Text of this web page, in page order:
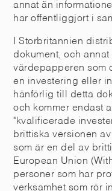
annat än
har offentliggjort i
I Storbritannien
dokument, och
värdepapperen som
en investering eller
hänförlig till detta
och kommer endast
"kvalificerade
brittiska versionen
som är en del av
European Union
personer som har
verksamhet som rör